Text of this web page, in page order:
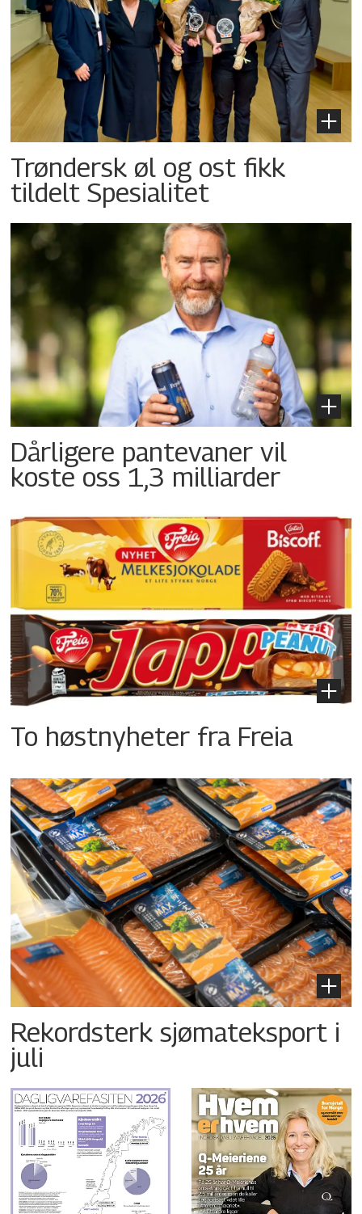
Trøndersk øl og ost fikk
tildelt Spesialitet
Dårligere pantevaner vil
koste oss 1,3 milliarder
To høstnyheter fra Freia
Rekordsterk sjømateksport i
juli